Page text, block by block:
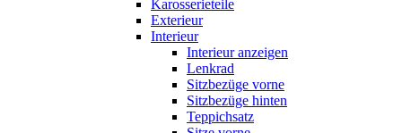
Karosserieteile
Exterieur
Interieur
Interieur anzeigen
Lenkrad
Sitzbezüge vorne
Sitzbezüge hinten
Teppichsatz